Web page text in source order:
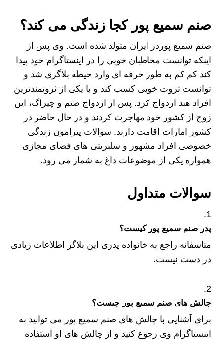
صنم سمیع پور کجا زندگی می کند؟
صنم سمیع پوردر ایران متولد شده است. وی پس از
اینکه توانست مخاطبان خوبی را در اینستاگرام خود پیدا
کند کم کم به طور حرفه ای وارد حیطه بلاگری شد و
توانست ثروت خوبی کسب کند و با یکی از ثروتمندترین
افراد هند ازدواج کرد. پس از ازدواج صنم و چیراگ، این
زوج از کشور خود مهاجرت کردند و در حال حاضر در
کشور امارات اقامت دارند. سوالات پیرامون زندگی
خصوصی افراد مشهور و سلبریتی های فضای مجازی
همواره یکی از موضوعات داغ به شمار می رود.
سوالات متداول
پدر صنم سمیع پور کیست؟
متاسفانه راجع به خانواده پدری این بلاگر اطلاعات زیادی
در دست نیست.
چالش های صنم سمیع پور چیست؟
برای آشنایی با چالش های صنم سمیع پور می توانید به
اینستاگرام وی رجوع کنید و از چالش های او استفاده